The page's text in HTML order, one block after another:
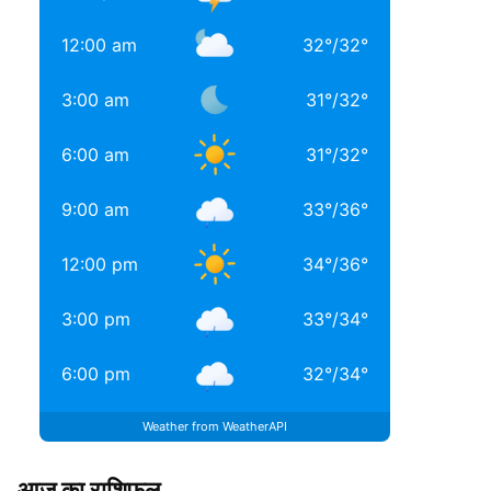
12:00 am 32°/32°
3:00 am 31°/32°
6:00 am 31°/32°
9:00 am 33°/36°
12:00 pm 34°/36°
3:00 pm 33°/34°
6:00 pm 32°/34°
Weather from WeatherAPI